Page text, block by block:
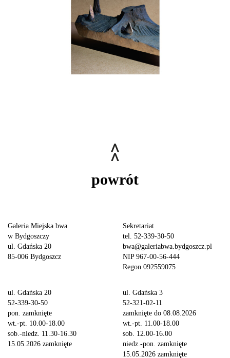
powrót
Galeria Miejska bwa
w Bydgoszczy
ul. Gdańska 20
85-006 Bydgoszcz
Sekretariat
tel. 52-339-30-50
bwa@galeriabwa.bydgoszcz.pl
NIP 967-00-56-444
Regon 092559075
ul. Gdańska 20
52-339-30-50
pon. zamknięte
wt.-pt. 10.00-18.00
sob.-niedz. 11.30-16.30
15.05.2026 zamknięte
ul. Gdańska 3
52-321-02-11
zamknięte do 08.08.2026
wt.-pt. 11.00-18.00
sob. 12.00-16.00
niedz.-pon. zamknięte
15.05.2026 zamknięte